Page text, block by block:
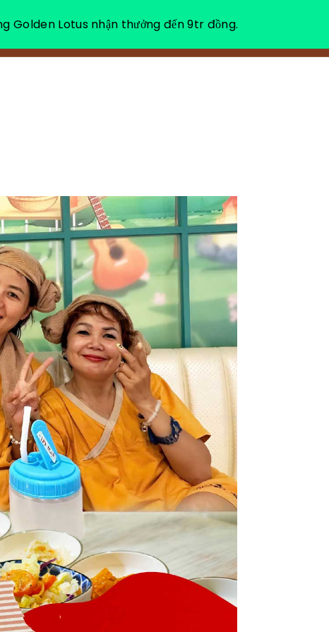
소개
Golden Lotus nhận thưởng đến 9tr đồng.